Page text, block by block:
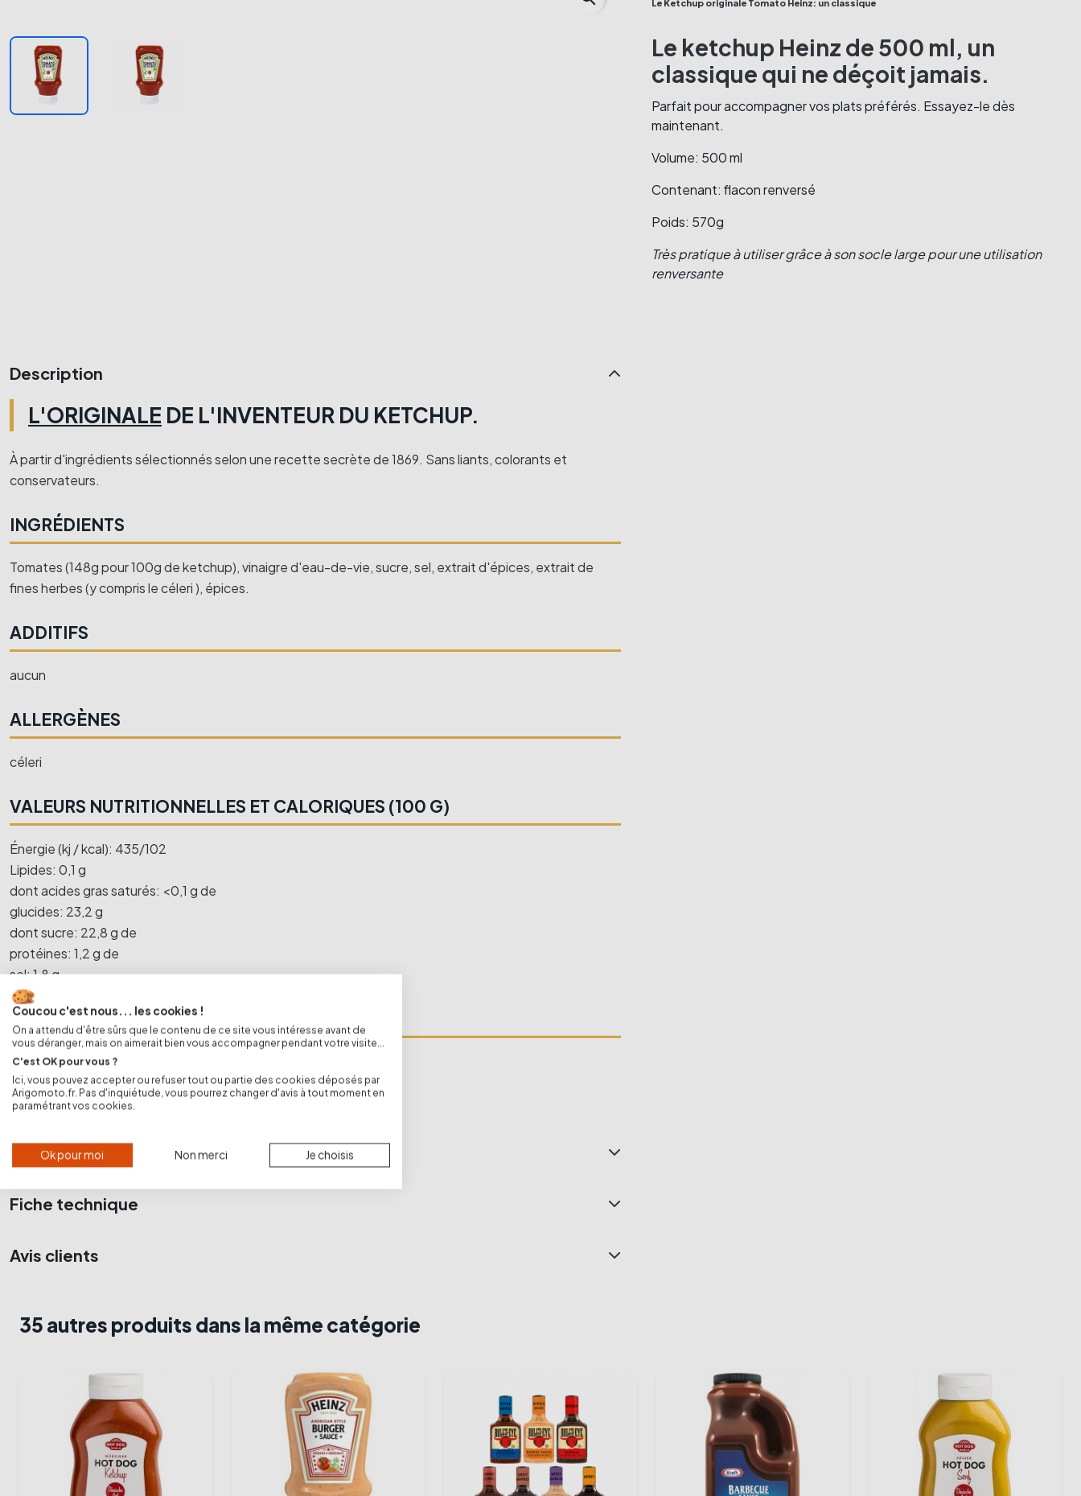
Le Ketchup originale Tomato Heinz: un classique
Le ketchup Heinz de 500 ml, un
classique qui ne déçoit jamais.
Parfait pour accompagner vos plats préférés. Essayez-le dès
maintenant.
Volume: 500 ml
Contenant: flacon renversé
Poids: 570g
Très pratique à utiliser grâce à son socle large pour une utilisation
renversante
Description
L'ORIGINALE DE L'INVENTEUR DU KETCHUP.
À partir d'ingrédients sélectionnés selon une recette secrète de 1869. Sans liants, colorants et
conservateurs.
INGRÉDIENTS
Tomates (148g pour 100g de ketchup), vinaigre d'eau-de-vie, sucre, sel, extrait d'épices, extrait de
fines herbes (y compris le céleri ), épices.
ADDITIFS
aucun
ALLERGÈNES
céleri
VALEURS NUTRITIONNELLES ET CALORIQUES (100 G)
Énergie (kj / kcal): 435/102
Lipides: 0,1 g
dont acides gras saturés: <0,1 g de
glucides: 23,2 g
dont sucre: 22,8 g de
protéines: 1,2 g de
sel: 1,8 g
DONNÉES TECHNIQUES:
Volume: 500 ml
Contenant: flacon poirier
Poids: 570 g
Détails du produit
Fiche technique
Avis clients
35 autres produits dans la même catégorie
Coucou c'est nous... les cookies !
On a attendu d'être sûrs que le contenu de ce site vous intéresse avant de
vous déranger, mais on aimerait bien vous accompagner pendant votre visite...
C'est OK pour vous ?
Ici, vous pouvez accepter ou refuser tout ou partie des cookies déposés par
Arigomoto.fr. Pas d'inquiétude, vous pourrez changer d'avis à tout moment en
paramétrant vos cookies.
Ok pour moi Non merci Je choisis